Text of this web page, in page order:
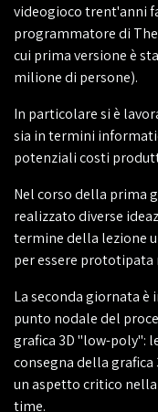
videogioco trent'anni
programmatore di
cui prima versione è
milione di persone).
In particolare si è
sia in termini
potenziali costi
Nel corso della prima
realizzato diverse
termine della lezione
per essere prototipata
La seconda giornata è
punto nodale del
grafica 3D "low-poly":
consegna della
un aspetto critico
time.